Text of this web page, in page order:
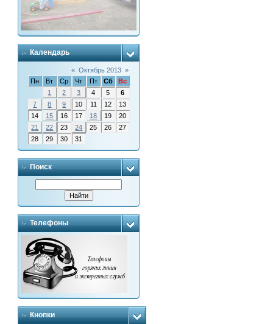
Календарь
« Октябрь 2013 »
Пн
Вт Ср Чт Пт Сб
Вс
1
2 3 4 5
6
7
8 9 10 11 12
13
14
15 16 17 18 19
20
21
22 23 24 25 26
27
28
29 30 31
Поиск
Телефоны
Кнопки